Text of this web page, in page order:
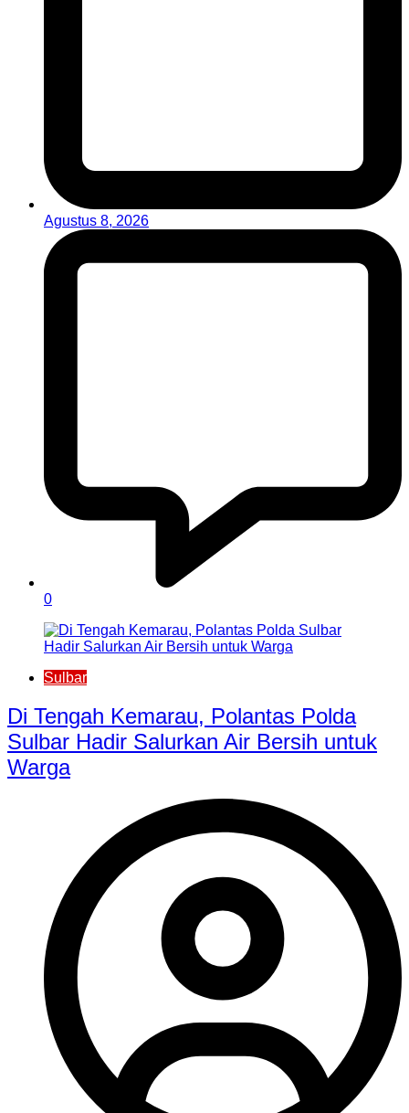
Agustus 8, 2026
0
Sulbar
Di Tengah Kemarau, Polantas Polda
Sulbar Hadir Salurkan Air Bersih untuk
Warga